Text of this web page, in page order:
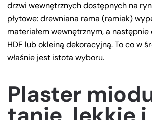
drzwi wewnętrznych dostępnych na
płytowe: drewniana rama (ramiak)
materiałem wewnętrznym, a następnie
HDF lub okleiną dekoracyjną. To co w
właśnie jest istota wyboru.
Plaster